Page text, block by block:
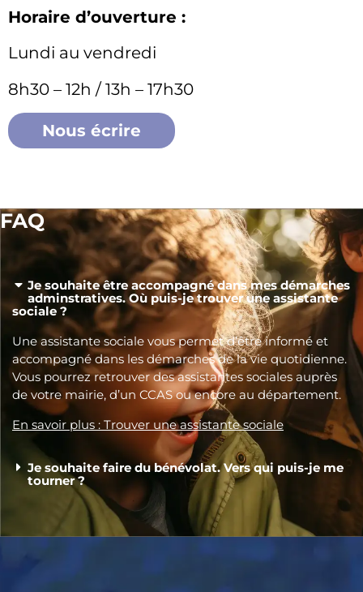
Horaire d’ouverture :
Lundi au vendredi
8h30 – 12h / 13h – 17h30
Nous écrire
FAQ
Je souhaite être accompagné dans mes démarches
adminstratives. Où puis-je trouver une assistante
sociale ?
Une assistante sociale vous permet d’être informé et
accompagné dans les démarches de la vie quotidienne.
Vous pourrez retrouver des assistantes sociales auprès
de votre mairie, d’un CCAS ou encore au département.
En savoir plus : Trouver une assistante sociale
Je souhaite faire du bénévolat. Vers qui puis-je me
tourner ?